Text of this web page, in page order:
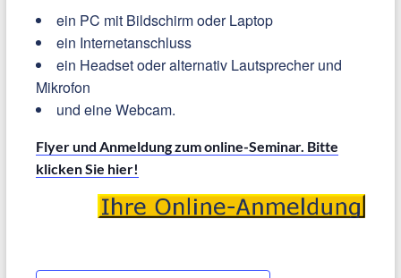
ein PC mit Bildschirm oder Laptop
ein Internetanschluss
ein Headset oder alternativ Lautsprecher und
Mikrofon
und eine Webcam.
Flyer und Anmeldung zum online-Seminar. Bitte
klicken Sie hier!